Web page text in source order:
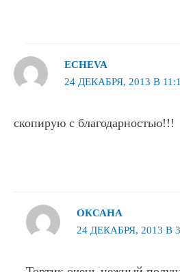
ECHEVA
24 ДЕКАБРЯ, 2013 В
скопирую с благодарностью!!!
ОКСАНА
24 ДЕКАБРЯ, 2013 В